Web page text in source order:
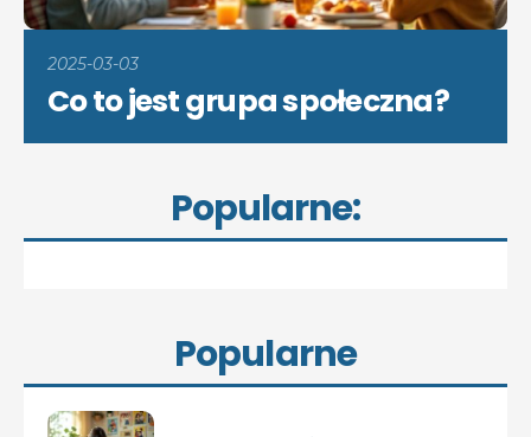
2025-03-03
Co to jest grupa społeczna?
Popularne:
Popularne